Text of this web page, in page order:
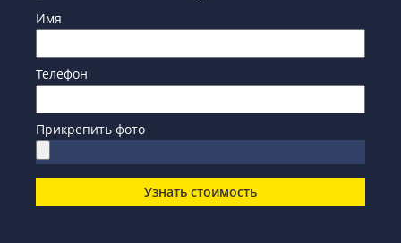
Имя
Телефон
Прикрепить фото
Узнать стоимость